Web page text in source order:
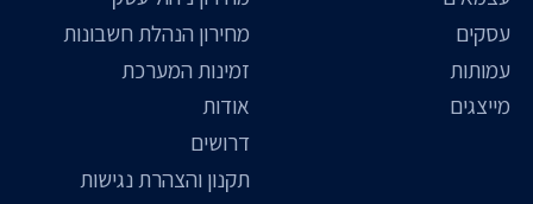
מחירון הנהלת חשבונות
זמינות המערכת
אודות
דרושים
תקנון והצהרת נגישות
עסקים
עמותות
מייצגים